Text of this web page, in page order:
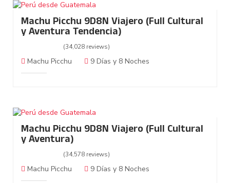
Machu Picchu 9D8N Viajero (Full Cultural
y Aventura Tendencia)
(34,028 reviews)
Machu Picchu 9 Días y 8 Noches
Machu Picchu 9D8N Viajero (Full Cultural
y Aventura)
(34,578 reviews)
Machu Picchu 9 Días y 8 Noches